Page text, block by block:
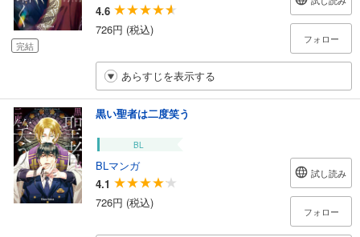
完結
4.6
726円 (税込)
フォロー
あらすじを表示する
黒い聖者は二度笑う
BL
BLマンガ
4.1
726円 (税込)
試し読み
フォロー